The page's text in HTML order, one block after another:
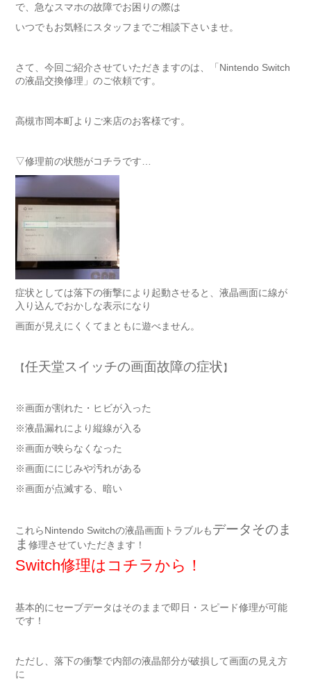
で、急なスマホの故障でお困りの際は
いつでもお気軽にスタッフまでご相談下さいませ。
さて、今回ご紹介させていただきますのは、「Nintendo Switch
の液晶交換修理」のご依頼です。
高槻市岡本町よりご来店のお客様です。
▽修理前の状態がコチラです…
症状としては落下の衝撃により起動させると、液晶画面に線が
入り込んでおかしな表示になり
画面が見えにくくてまともに遊べません。
【任天堂スイッチの画面故障の症状】
※画面が割れた・ヒビが入った
※液晶漏れにより縦線が入る
※画面が映らなくなった
※画面ににじみや汚れがある
※画面が点滅する、暗い
これらNintendo Switchの液晶画面トラブルもデータそのま
ま 修理させていただきます！
Switch修理はコチラから！
基本的にセーブデータはそのままで即日・スピード修理が可能
です！
ただし、落下の衝撃で内部の液晶部分が破損して画面の見え方
に